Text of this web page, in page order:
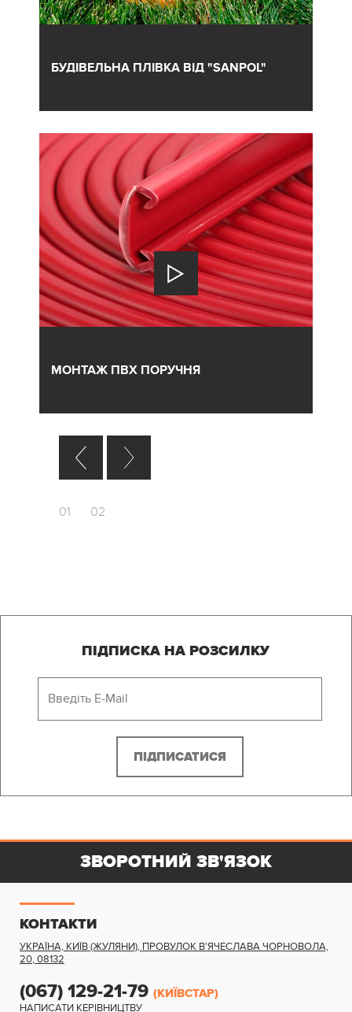
БУДІВЕЛЬНА ПЛІВКА ВІД "SANPOL"
МОНТАЖ ПВХ ПОРУЧНЯ
01 02
ПІДПИСКА НА РОЗСИЛКУ
КОНТАКТИ
УКРАЇНА, КИЇВ (ЖУЛЯНИ), ПРОВУЛОК В'ЯЧЕСЛАВА ЧОРНОВОЛА,
20,08132
(067) 129-21-79 (КИЇВСТАР)
НАПИСАТИ КЕРІВНИЦТВУ
ЗВОРОТНИЙ ЗВ'ЯЗОК